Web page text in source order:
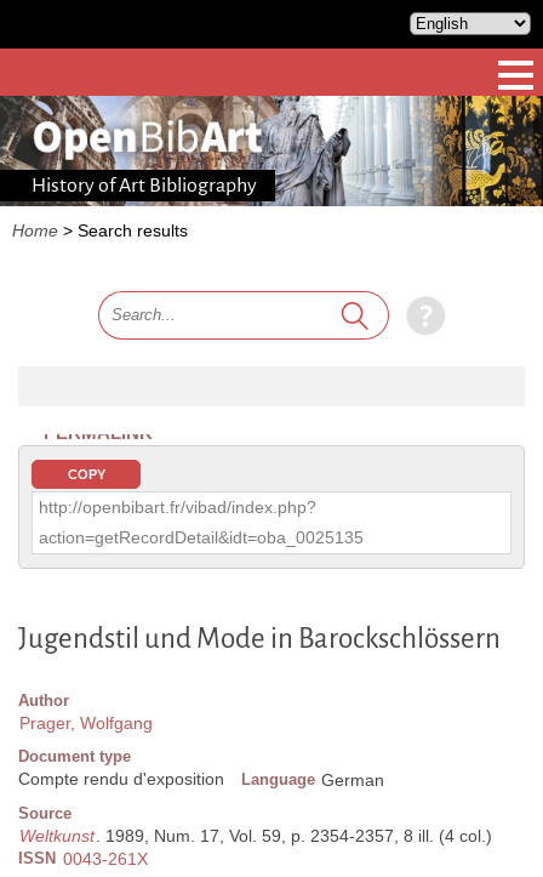
History of Art Bibliography
Home > Search results
PERMALINK
COPY
http://openbibart.fr/vibad/index.php?
action=getRecordDetail&idt=oba_0025135
Jugendstil und Mode in Barockschlössern
Author
Prager, Wolfgang
Document type
Compte rendu d'exposition Language German
Source
Weltkunst. 1989, Num. 17, Vol. 59, p. 2354-2357, 8 ill. (4 col.)
ISSN 0043-261X